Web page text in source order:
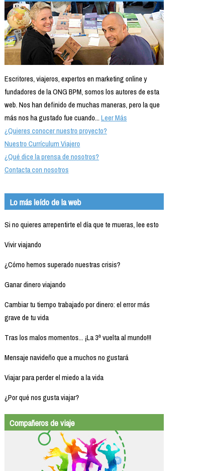
Escritores, viajeros, expertos en marketing online y
fundadores de la ONG BPM, somos los autores de esta
web. Nos han definido de muchas maneras, pero la que
más nos ha gustado fue cuando...Leer Más
¿Quieres conocer nuestro proyecto?
Nuestro Currículum Viajero
¿Qué dice la prensa de nosotros?
Contacta con nosotros
Lo más leído de la web
Si no quieres arrepentirte el día que te mueras, lee esto
Vivir viajando
¿Cómo hemos superado nuestras crisis?
Ganar dinero viajando
Cambiar tu tiempo trabajado por dinero: el error más
grave de tu vida
Tras los malos momentos... ¡La 3ª vuelta al mundo!!!
Mensaje navideño que a muchos no gustará
Viajar para perder el miedo a la vida
¿Por qué nos gusta viajar?
Compañeros de viaje